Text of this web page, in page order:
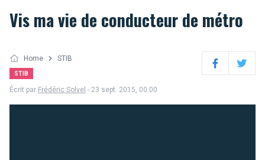
Vis ma vie de conducteur de métro
Home STIB
STIB FacebookTwitter
Écrit par Frédéric Solvel - 23 sept. 2015, 00:00